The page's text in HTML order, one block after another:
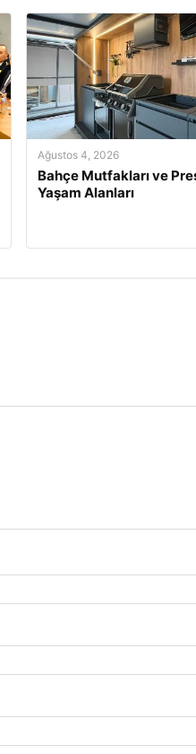
Ağustos 4, 2026
Bahçe Mutfakları ve
Yaşam Alanları